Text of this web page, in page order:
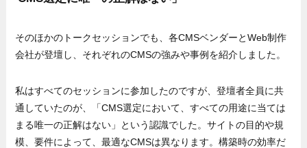
そのほかのトークセッションでも、各CMSベンダーとWeb制作
会社が登壇し、それぞれのCMSの強みや事例を紹介しました。
私はすべてのセッションに参加したのですが、登壇者全員に共
通していたのが、「CMS選定において、すべての用途に当ては
まる唯一の正解はない」という認識でした。サイトの目的や規
模、要件によって、最適なCMSは異なります。構築時の効率だ